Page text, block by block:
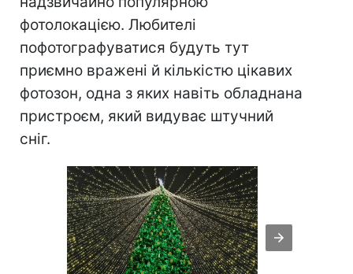
фотолокацією. Любителі
пофотографуватися будуть тут
приємно вражені й кількістю цікавих
фотозон, одна з яких навіть обладнана
пристроєм, який видуває штучний
сніг.